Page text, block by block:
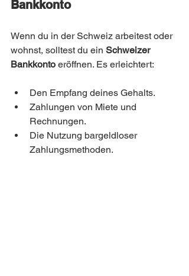
Bankkonto
Wenn du in der Schweiz arbeitest oder
wohnst, solltest du ein Schweizer
Bankkonto eröffnen. Es erleichtert:
Den Empfang deines Gehalts.
Zahlungen von Miete und
Rechnungen.
Die Nutzung bargeldloser
Zahlungsmethoden.